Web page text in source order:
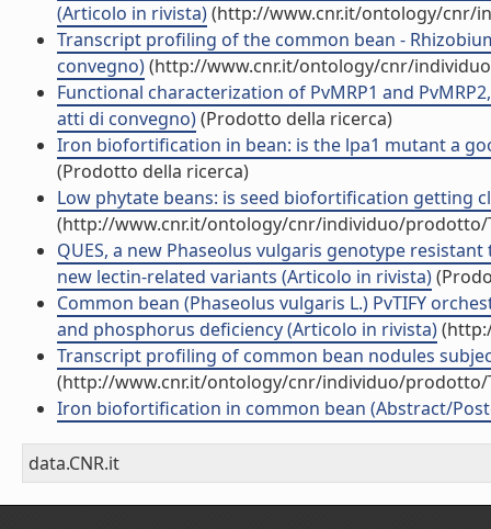
(Articolo in rivista)(http://www.cnr.it/ontology/cnr/
Transcript profiling of the common bean -
convegno)(http://www.cnr.it/ontology/cnr/
Functional characterization of PvMRP1 and
atti di convegno)(Prodotto della ricerca)
Iron biofortification in bean: is the lpa1 mutant a
(Prodotto della ricerca)
Low phytate beans: is seed biofortification getting
(http://www.cnr.it/ontology/cnr/individuo/prodotto/
QUES, a new Phaseolus vulgaris genotype
new lectin-related variants (Articolo in rivista)
Common bean (Phaseolus vulgaris L.) PvTIFY
and phosphorus deficiency (Articolo in rivista)
Transcript profiling of common bean nodules
(http://www.cnr.it/ontology/cnr/individuo/prodotto/
Iron biofortification in common bean (Abstract/
data.CNR.it